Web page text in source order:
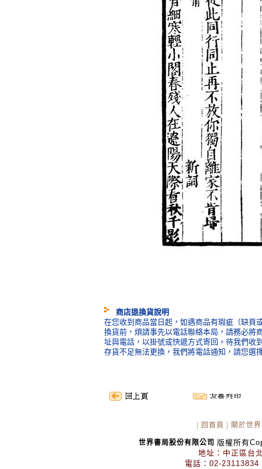
商店退換貨說明
在您收到商品當日起，如遇商品有瑕疵（缺頁
換貨前，煩請事先以電話聯絡本局，請務必將
址與電話，以掛號或快遞方式寄回。待我們收
存貨不足無法更換，我們將電話通知，請您選
回首頁 關於世界
世界書局股份有限公司 版權所有
地址：中正區台
電話：02-